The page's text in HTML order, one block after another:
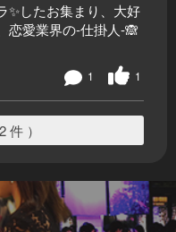
✨したお集まり、大好
恋愛業界の-仕掛人-🙈
1
1
件 ）